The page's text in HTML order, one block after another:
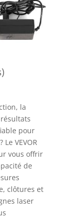
la
pour
VEVOR
vous offrir
de
clôtures et
laser